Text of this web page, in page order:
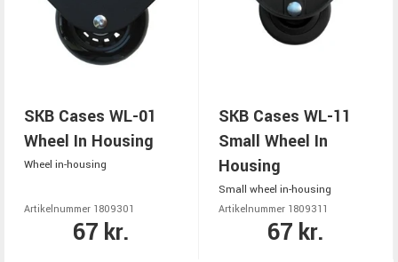
SKB Cases WL-01
Wheel In Housing
Wheel in-housing
Artikelnummer 1809301
67 kr.
SKB Cases WL-11
Small Wheel In
Housing
Small wheel in-housing
Artikelnummer 1809311
67 kr.